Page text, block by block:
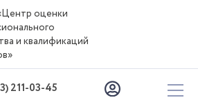
оценки
и квалификаций
211-03-45